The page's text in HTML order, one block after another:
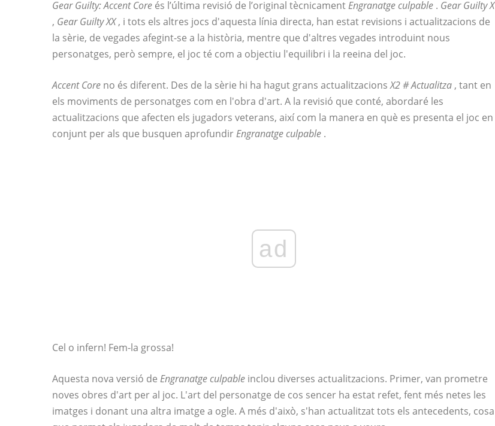
Gear Guilty: Accent Core és l’última revisió de l’original tècnicamentEngranatge culpable . Gear Guilty X
, Gear Guilty XX, i tots els altres jocs d'aquesta línia directa, han estat revisions i actualitzacions de
la sèrie, de vegades afegint-se a la història, mentre que d'altres vegades introduint nous
personatges, però sempre, el joc té com a objectiu l'equilibri i la reeina del joc.
Accent Core no és diferent. Des de la sèrie hi ha hagut grans actualitzacionsX2 # Actualitza , tant en
els moviments de personatges com en l'obra d'art. A la revisió que conté, abordaré les
actualitzacions que afecten els jugadors veterans, així com la manera en què es presenta el joc en
conjunt per als que busquen aprofundirEngranatge culpable .
ad
Cel o infern! Fem-la grossa!
Aquesta nova versió de Engranatge culpable inclou diverses actualitzacions. Primer, van prometre
noves obres d'art per al joc. L'art del personatge de cos sencer ha estat refet, fent més netes les
imatges i donant una altra imatge a ogle. A més d'això, s'han actualitzat tots els antecedents, cosa